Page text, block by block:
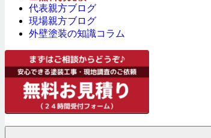
代表親方ブログ
現場親方ブログ
外壁塗装の知識コラム